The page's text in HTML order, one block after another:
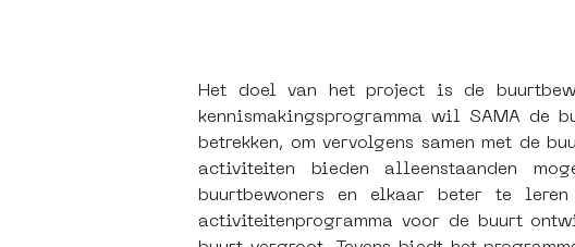
Het doel van het project is de
kennismakingsprogramma wil SAMA de
betrekken, om vervolgens samen met de
activiteiten bieden alleenstaanden
buurtbewoners en elkaar beter te
activiteitenprogramma voor de buurt